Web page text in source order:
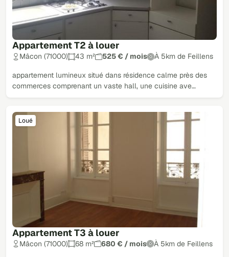
Appartement T2 à louer
Mâcon (71000) 43 m² 525 € / mois À 5km de Feillens
appartement lumineux situé dans résidence calme près des
commerces comprenant un vaste hall, une cuisine ave…
Appartement T3 à louer
Loué
Mâcon (71000) 68 m² 680 € / mois À 5km de Feillens